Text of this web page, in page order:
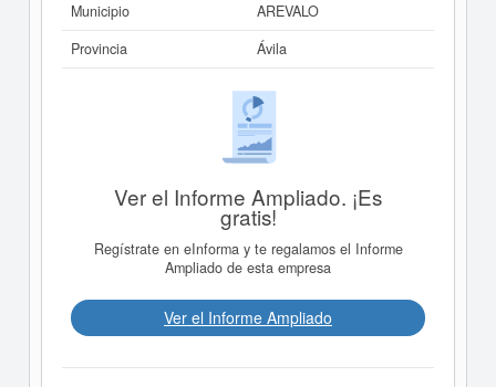
Municipio
AREVALO
Provincia
Ávila
Ver el Informe Ampliado. ¡Es
gratis!
Regístrate en eInforma y te regalamos el Informe
Ampliado de esta empresa
Ver el Informe Ampliado